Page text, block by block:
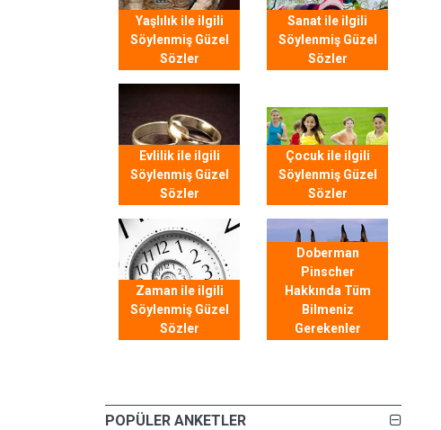
Yaşlılık ile ilgili
Söylenmiş Güzel
Sözler
Sanat ile ilgili
Söylenmiş Güzel
Sözler
Evlilik ile ilgili
Söylenmiş Güzel
Sözler
Çocuk ile ilgili
Söylenmiş Güzel
Sözler
Zaman ile ilgili
Söylenmiş Güzel
Sözler
Doberman
Pinscher
Hakkında Tüm
Bilmeniz
Gerekenler
POPÜLER ANKETLER